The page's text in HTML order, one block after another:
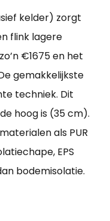
kelder) zorgt
flink lagere
€1675 en het
gemakkelijkste
techniek. Dit
hoog is (35 cm).
als PUR
EPS
bodemisolatie.